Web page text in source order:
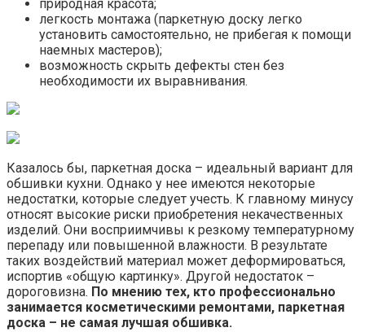
природная красота;
легкость монтажа (паркетную доску легко
установить самостоятельно, не прибегая к помощи
наемных мастеров);
возможность скрыть дефекты стен без
необходимости их выравнивания.
Казалось бы, паркетная доска – идеальный вариант для
обшивки кухни. Однако у нее имеются некоторые
недостатки, которые следует учесть. К главному минусу
относят высокие риски приобретения некачественных
изделий. Они восприимчивы к резкому температурному
перепаду или повышенной влажности. В результате
таких воздействий материал может деформироваться,
испортив «общую картинку». Другой недостаток –
дороговизна. По мнению тех, кто профессионально
занимается косметическими ремонтами, паркетная
доска – не самая лучшая обшивка.